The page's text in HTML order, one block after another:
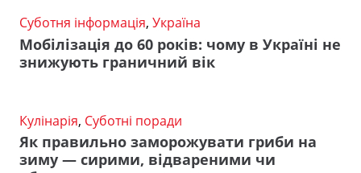
Суботня інформація, Україна
Мобілізація до 60 років: чому в Україні не
знижують граничний вік
Кулінарія, Суботні поради
Як правильно заморожувати гриби на
зиму — сирими, відвареними чи